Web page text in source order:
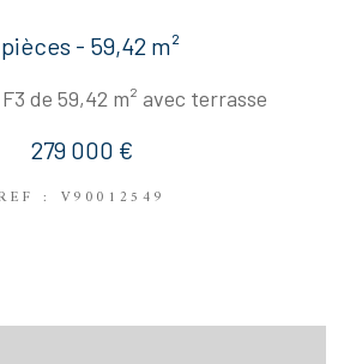
- 59,42 m²
de 59,42 m² avec terrasse
279 000 €
: V90012549